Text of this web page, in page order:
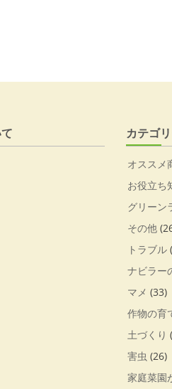
カテゴ
オススメ
お役立ち
グリーン
その他
トラブル
ナビラー
マメ (33)
作物の育
土づくり
害虫 (26)
家庭菜園